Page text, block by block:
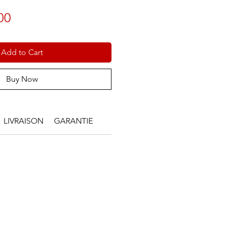
Add to Cart
Buy Now
LIVRAISON GARANTIE